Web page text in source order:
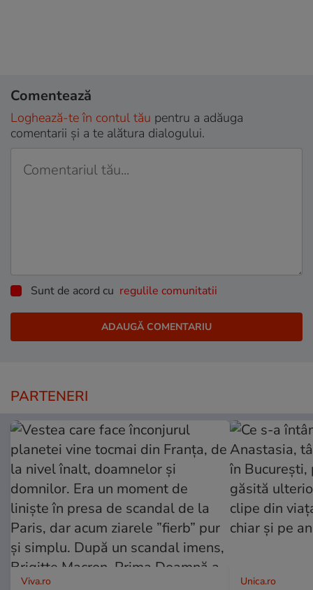
Comentează
Loghează-te în contul tău pentru a adăuga
comentarii și a te alătura dialogului.
Sunt de acord cu regulile comunitatii
PARTENERI
Viva.ro Unica.ro